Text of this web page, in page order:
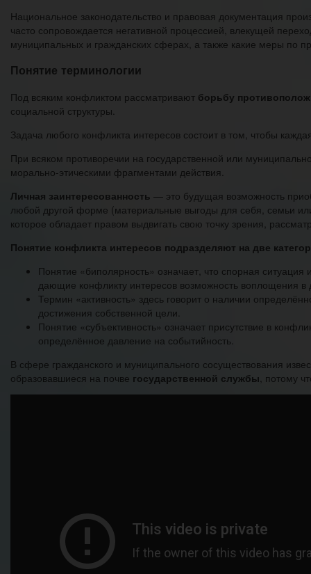
Национальное законодательство и правовая документация
часто сопровождается негативной процессией, влекущей
муниципальных и гражданских сферах, а также какие меры по
Понятие терминологии
Под всяким конфликтом рассматривают борьбу
социальной структуры.
Задача любого конфликта интересов состоит в том, чтобы
При всяком противоречии на государственной или
морально-этическими фрагментами действия.
Личная заинтересованность — это будущая возможность
любой другой форме (материальные выгоды для себя, семьи
которое обладает правом выдвигать свою точку зрения,
Понятие конфликта интересов подразделяют на две
Понятие «биполярность» означает, что спорная
дающие конфликту интересов возможность воплощения в
Термин «активность» здесь говорит о наличии
достижения собственной цели.
Понятие «субъективность» означает присутствие в
определённое давление на событийность.
В сфере гражданского и муниципального сосуществования
образовавшиеся на почве государственной службы , потому